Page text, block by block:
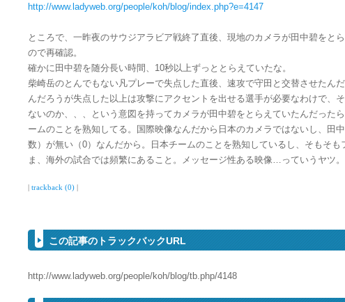
http://www.ladyweb.org/people/koh/blog/index.php?e=4147
ところで、一昨夜のサウジアラビア戦終了直後、現地のカメラが田中碧をと
ので再確認。
確かに田中碧を随分長い時間、10秒以上ずっととらえていたな。
柴崎岳のとんでもない凡プレーで失点した直後、速攻で守田と交替させたん
んだろうが失点した以上は攻撃にアクセントを出せる選手が必要なわけで、
ないのか、、、という意図を持ってカメラが田中碧をとらえていたんだった
ームのことを熟知してる。国際映像なんだから日本のカメラではないし、田
数）が無い（0）なんだから。日本チームのことを熟知しているし、そもそも
ま、海外の試合では頻繁にあること。メッセージ性ある映像…っていうヤツ。
| trackback (0) |
この記事のトラックバックURL
http://www.ladyweb.org/people/koh/blog/tb.php/4148